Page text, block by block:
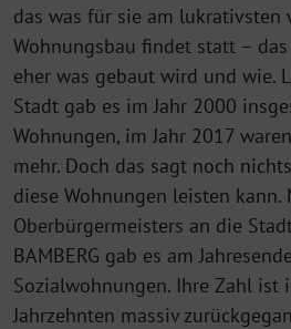
das was für sie am lukrativsten
Wohnungsbau findet statt –
eher was gebaut wird und wie.
Stadt gab es im Jahr 2000
Wohnungen, im Jahr 2017
mehr. Doch das sagt noch
diese Wohnungen leisten kann.
Oberbürgermeisters an die
BAMBERG gab es am
Sozialwohnungen. Ihre Zahl ist
Jahrzehnten massiv